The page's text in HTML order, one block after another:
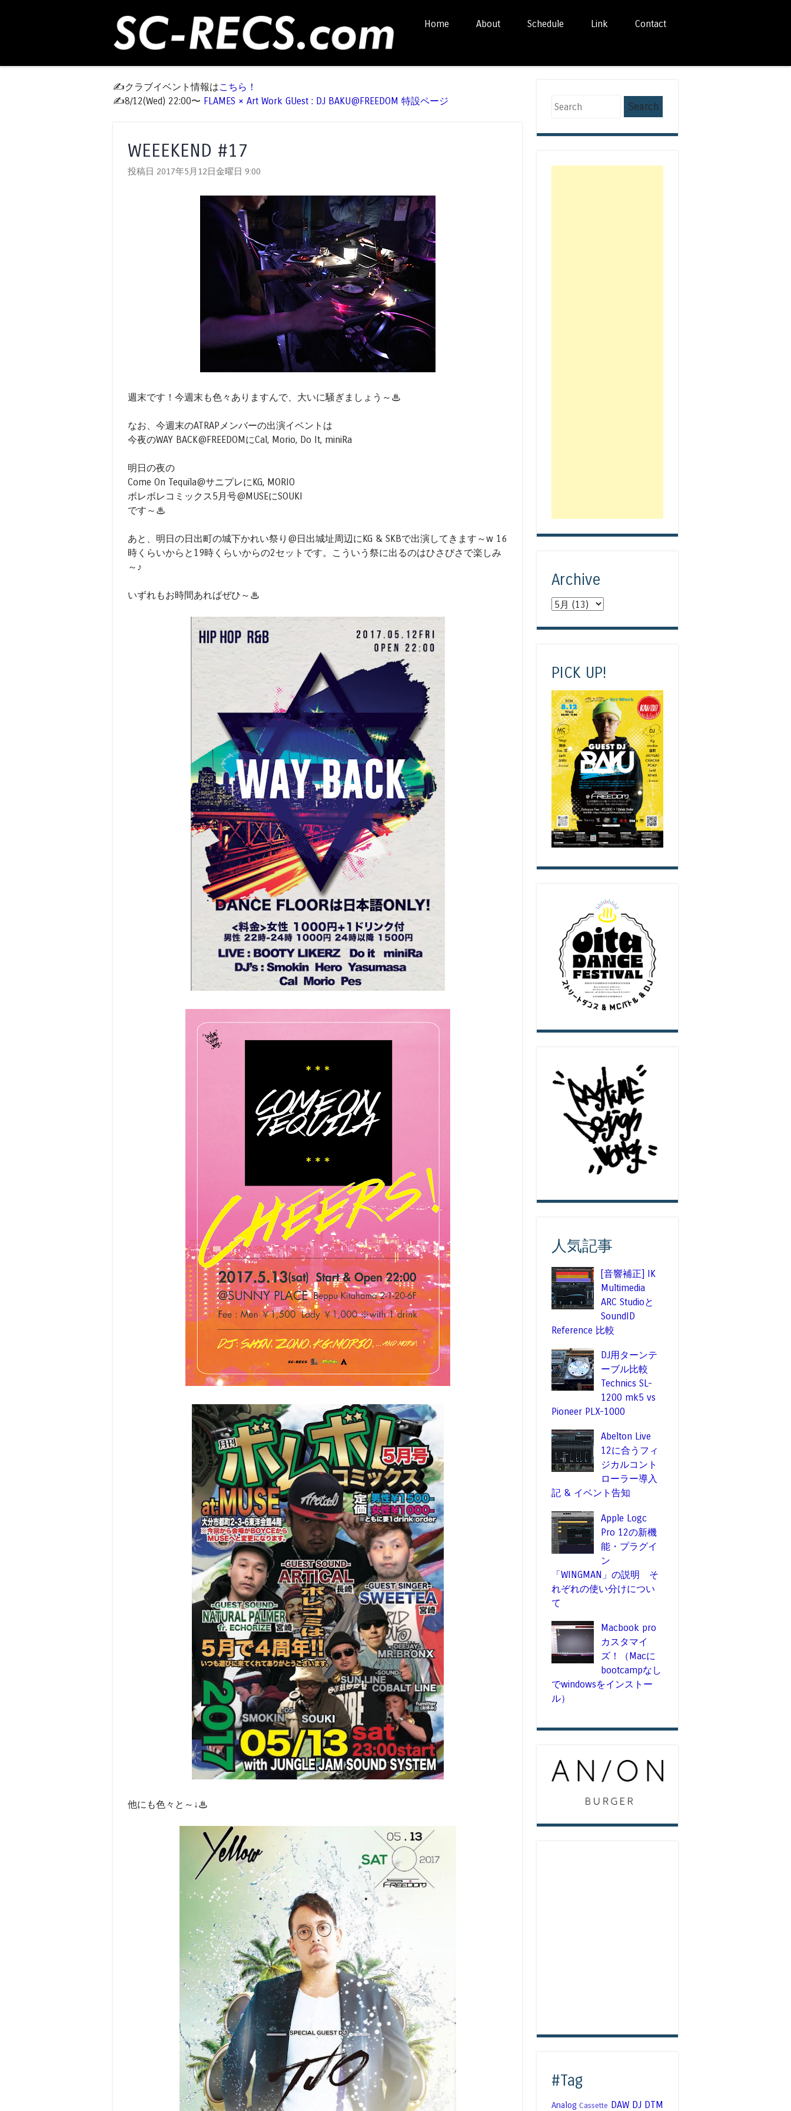
Skip to content
Home About Schedule Link Contact
✍️クラブイベント情報はこちら！
✍️8/12(Wed) 22:00〜 FLAMES × Art Work GUest : DJ BAKU@FREEDOM 特設ページ
WEEEKEND #17
投稿日 2017年5月12日金曜日 9:00
週末です！今週末も色々ありますんで、大いに騒ぎましょう～♨
なお、今週末のATRAPメンバーの出演イベントは
今夜のWAY BACK@FREEDOMにCal, Morio, Do It, miniRa
明日の夜の
Come On Tequila@サニプレにKG, MORIO
ボレボレコミックス5月号@MUSEにSOUKI
です～♨
あと、明日の日出町の城下かれい祭り@日出城址周辺にKG & SKBで出演してきます～w 16
時くらいからと19時くらいからの2セットです。こういう祭に出るのはひさびさで楽しみ
～♪
いずれもお時間あればぜひ～♨
他にも色々と～↓♨
Search
Archive
PICK UP!
人気記事
[音響補正] IK
Multimedia
ARC Studioと
SoundID
Reference 比較
DJ用ターンテ
ーブル比較
Technics SL-
1200 mk5 vs
Pioneer PLX-1000
Abelton Live
12に合うフィ
ジカルコント
ローラー導入
記 & イベント告知
Apple Logc
Pro 12の新機
能・プラグイ
ン
「WINGMAN」の説明 そ
れぞれの使い分けについ
て
Macbook pro
カスタマイ
ズ！（Macに
bootcampなし
でwindowsをインストー
ル）
#Tag
Analog Cassette DAW DJ DTM